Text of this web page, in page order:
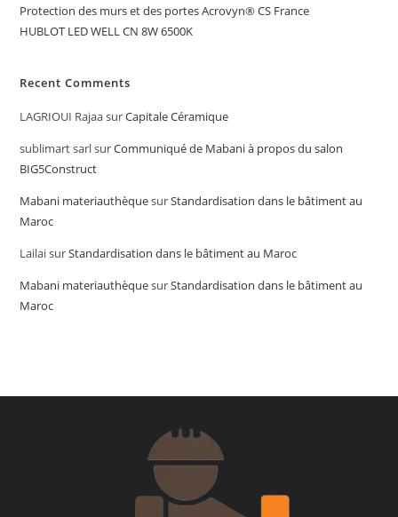
Protection des murs et des portes Acrovyn® CS France
HUBLOT LED WELL CN 8W 6500K
Recent Comments
LAGRIOUI RajaasurCapitale Céramique
sublimart sarlsurCommuniqué de Mabani à propos du salon
BIG5Construct
Mabani materiauthèquesurStandardisation dans le bâtiment au
Maroc
LailaisurStandardisation dans le bâtiment au Maroc
Mabani materiauthèquesurStandardisation dans le bâtiment au
Maroc